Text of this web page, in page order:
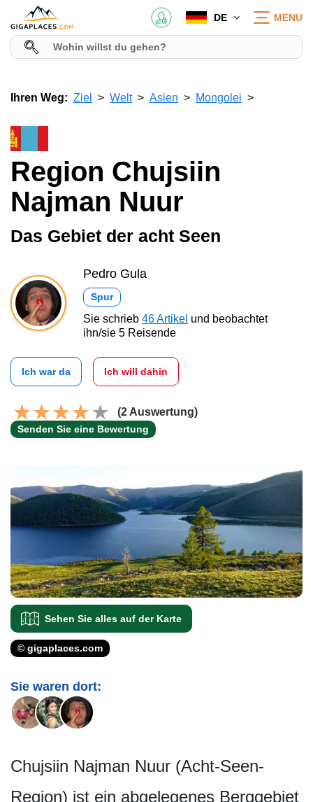
DE MENU
Ihren Weg: Ziel Welt Asien Mongolei
Region Chujsiin
Najman Nuur
Das Gebiet der acht Seen
Pedro Gula
Spur
Sie schrieb 46 Artikel und beobachtet
ihn/sie 5 Reisende
Ich war da Ich will dahin
(2 Auswertung)
Senden Sie eine Bewertung
Sehen Sie alles auf der Karte
© gigaplaces.com
Sie waren dort:
Chujsiin Najman Nuur (Acht-Seen-
Region) ist ein abgelegenes Berggebiet